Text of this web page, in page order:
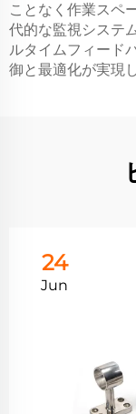
ことなく作業スペ
代的な監視システ
ルタイムフィード
御と最適化が実現
24
Jun